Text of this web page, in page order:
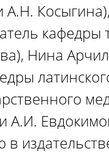
А.Н.
кафедры
Нина
А.И.